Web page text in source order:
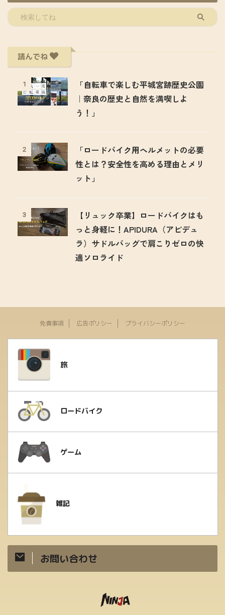
読んでね
1
「自転車で楽しむ平城宮跡歴史公園
｜奈良の歴史と自然を満喫しよ
う！」
2
「ロードバイク用ヘルメットの必要
性とは？安全性を高める理由とメリ
ット」
3
【リュック卒業】ロードバイクはも
っと身軽に！APIDURA（アピデュ
ラ）サドルバッグで肩こりゼロの快
適ソロライド
免責事項 広告ポリシー プライバシーポリシー
旅
ロードバイク
ゲーム
雑記
お問い合わせ